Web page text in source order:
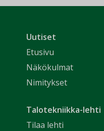
Uutiset
Etusivu
Näkökulmat
Nimitykset
Talotekniikka-lehti
Tilaa lehti